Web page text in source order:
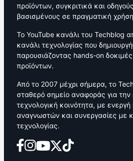
προϊόντων, συγκριτικά και
βασισμένους σε πραγματική
Το YouTube κανάλι του Techblog
κανάλι τεχνολογίας που
παρουσιάζοντας hands-on
προϊόντων.
Από το 2007 μέχρι σήμερα, το
σταθερό σημείο αναφοράς για την
τεχνολογική κοινότητα, με ενεργή
αναγνωστών και συνεργασίες με
τεχνολογίας.